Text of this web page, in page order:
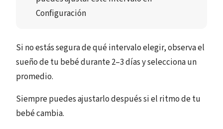
Configuración
Si no estás segura de qué intervalo elegir, observa el
sueño de tu bebé durante 2–3 días y selecciona un
promedio.
Siempre puedes ajustarlo después si el ritmo de tu
bebé cambia.